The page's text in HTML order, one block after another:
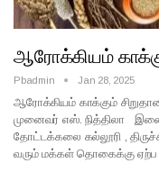
ஆரோக்கியம்
Pbadmin Jan 28, 2025
ஆரோக்கியம் காக்கும்
முனைவர் எஸ். நித்திலா இணை
தோட்டக்கலை கல்லூரி ,
வரும் மக்கள் தொகைக்கு ஏற்ப